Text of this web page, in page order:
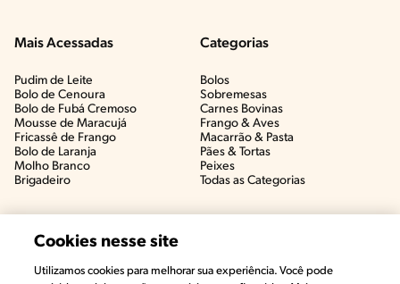
Mais Acessadas
Pudim de Leite
Bolo de Cenoura
Bolo de Fubá Cremoso
Mousse de Maracujá
Fricassê de Frango
Bolo de Laranja
Molho Branco
Brigadeiro
Categorias
Bolos
Sobremesas
Carnes Bovinas​
Frango & Aves​
Macarrão & Pasta​
Pães & Tortas​
Peixes
Todas as Categorias
Cookies nesse site
Utilizamos cookies para melhorar sua experiência. Você pode